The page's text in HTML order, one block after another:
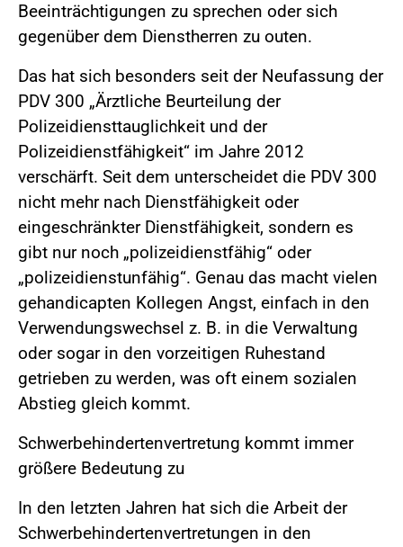
Beeinträchtigungen zu sprechen oder sich
gegenüber dem Dienstherren zu outen.
Das hat sich besonders seit der Neufassung der
PDV 300 „Ärztliche Beurteilung der
Polizeidiensttauglichkeit und der
Polizeidienstfähigkeit“ im Jahre 2012
verschärft. Seit dem unterscheidet die PDV 300
nicht mehr nach Dienstfähigkeit oder
eingeschränkter Dienstfähigkeit, sondern es
gibt nur noch „polizeidienstfähig“ oder
„polizeidienstunfähig“. Genau das macht vielen
gehandicapten Kollegen Angst, einfach in den
Verwendungswechsel z. B. in die Verwaltung
oder sogar in den vorzeitigen Ruhestand
getrieben zu werden, was oft einem sozialen
Abstieg gleich kommt.
Schwerbehindertenvertretung kommt immer
größere Bedeutung zu
In den letzten Jahren hat sich die Arbeit der
Schwerbehindertenvertretungen in den